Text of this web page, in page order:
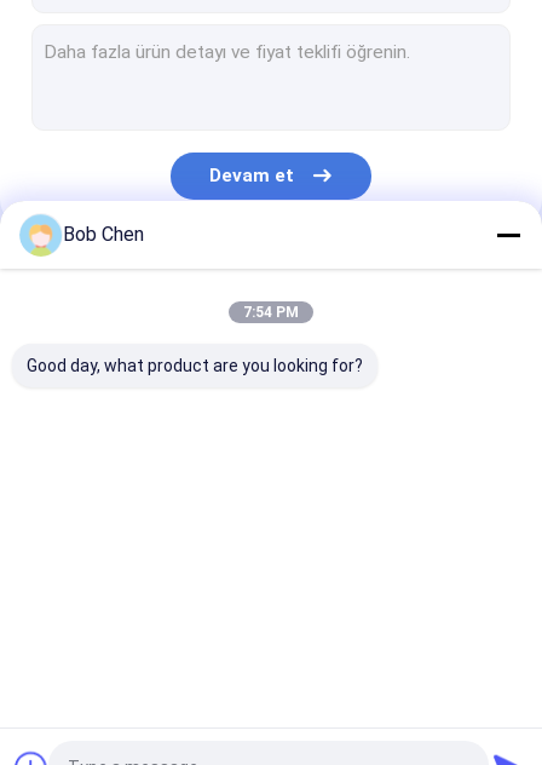
Devam et
Kategorilerimiz
Bob Chen
7:54 PM
Good day, what product are you looking for?